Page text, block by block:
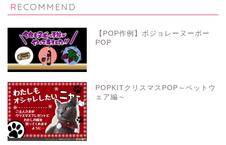
RECOMMEND
【POP作例】ボジョレーヌーボー
POP
POPKITクリスマスPOP～ペットウ
ェア編～